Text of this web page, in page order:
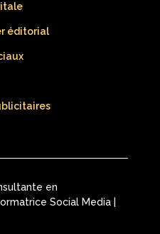
éditorial
en
Social Media |